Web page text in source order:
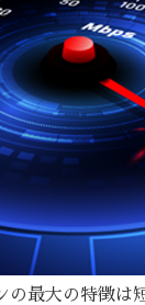
の最大の特徴は